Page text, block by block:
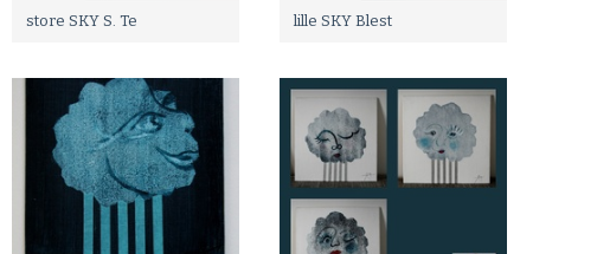
store SKY S. Te lille SKY Blest